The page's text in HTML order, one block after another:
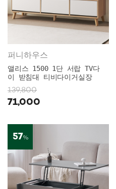
퍼니하우스
앨리스 1500 1단 서랍 TV다
이 받침대 티비다이거실장
139,800
71,000
57%